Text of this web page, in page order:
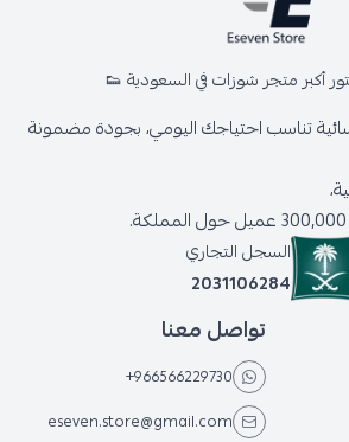
أكبر متجر شوزات في السعودية 👟
تناسب احتياجك اليومي، بجودة مضمونة
السجل التجاري
2031106284
تواصل معنا
+966566229730
eseven.store@gmail.com